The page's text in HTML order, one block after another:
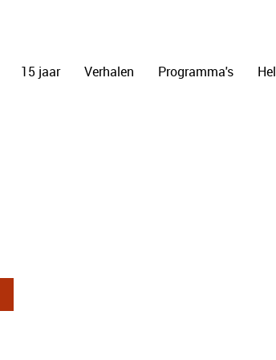
15 jaar Verhalen Programma's